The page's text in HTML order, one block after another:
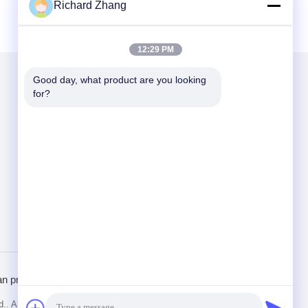
Kirimkan Kami
pribadi
All Rights Reserved.
Richard Zhang
12:29 PM
Good day, what product are you looking
for?